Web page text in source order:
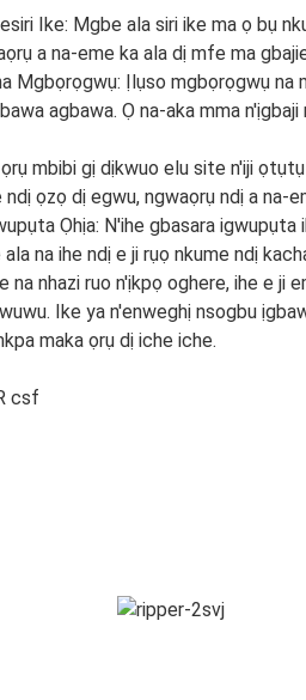
Ike: Mgbe ala siri ike ma ọ bụ
a na-eme ka ala dị mfe ma
Mgbọrọgwụ: Ịlụso mgbọrọgwụ na
agbawa. Ọ na-aka mma
mbibi gị dịkwuo elu site n'iji
ọzọ dị egwu, ngwaọrụ ndị a na-
Ọhịa: N'ihe gbasara igwupụta
na ihe ndị e ji rụọ nkume ndị
na nhazi ruo n'ịkpọ oghere, ihe e ji
Ike ya n'enweghị nsogbu
maka ọrụ dị iche iche.